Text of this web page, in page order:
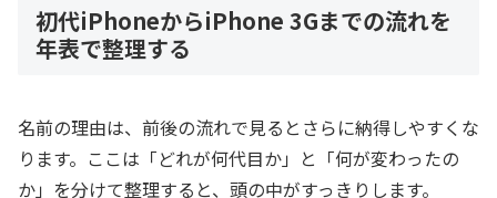
初代iPhoneからiPhone 3Gまでの流れを
年表で整理する
名前の理由は、前後の流れで見るとさらに納得しやすくな
ります。ここは「どれが何代目か」と「何が変わったの
か」を分けて整理すると、頭の中がすっきりします。